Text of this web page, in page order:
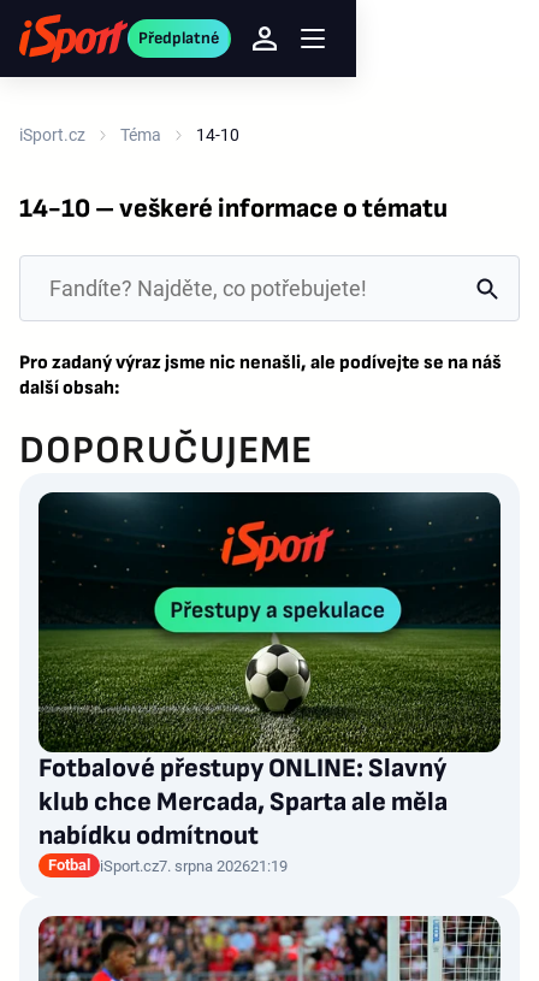
Předplatné
iSport.cz Téma 14-10
14-10 – veškeré informace o tématu
Pro zadaný výraz jsme nic nenašli, ale podívejte se na náš
další obsah:
DOPORUČUJEME
Fotbalové přestupy ONLINE: Slavný
klub chce Mercada, Sparta ale měla
nabídku odmítnout
Fotbal iSport.cz7. srpna 202621:19